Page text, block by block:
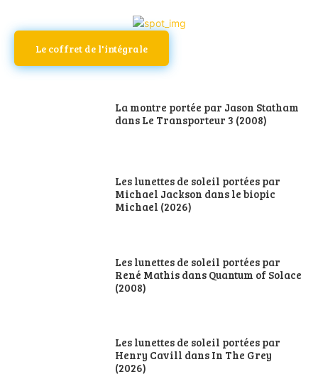
Le coffret de l'intégrale
La montre portée par Jason Statham
dans Le Transporteur 3 (2008)
Les lunettes de soleil portées par
Michael Jackson dans le biopic
Michael (2026)
Les lunettes de soleil portées par
René Mathis dans Quantum of Solace
(2008)
Les lunettes de soleil portées par
Henry Cavill dans In The Grey
(2026)